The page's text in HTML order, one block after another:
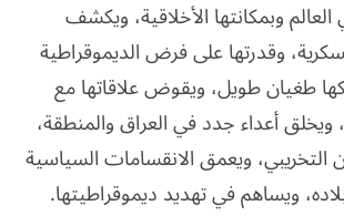
وبمكانتها الأخلاقية، ويكشف
وقدرتها على فرض الديموقراطية
طغيان طويل، ويقوض علاقاتها مع
ويخلق أعداء جدد في العراق والمنطقة،
التخريبي، ويعمق الانقسامات السياسية
ويساهم في تهديد ديموقراطيتها.